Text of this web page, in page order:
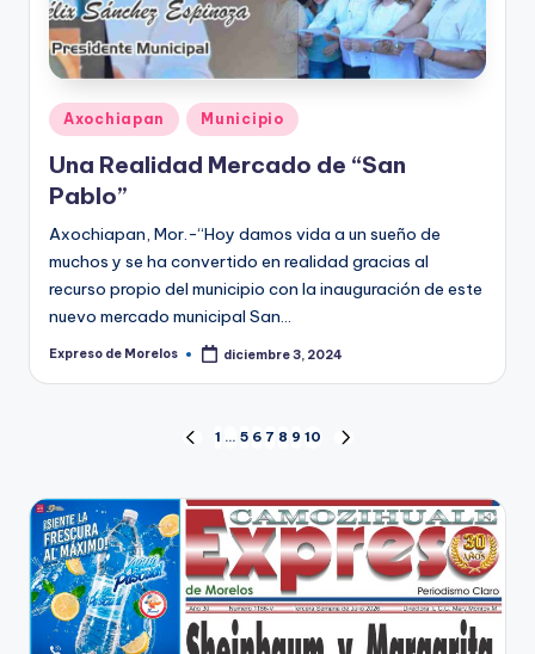
Publicado
en
Axochiapan Municipio
Una Realidad Mercado de “San
Pablo”
Axochiapan, Mor.-“Hoy damos vida a un sueño de
muchos y se ha convertido en realidad gracias al
recurso propio del municipio con la inauguración de este
nuevo mercado municipal San…
Publicado
Expreso de Morelos diciembre 3, 2024
Paginación
de
entradas
PÁGINA
1 … 5 6 7 8 9 10